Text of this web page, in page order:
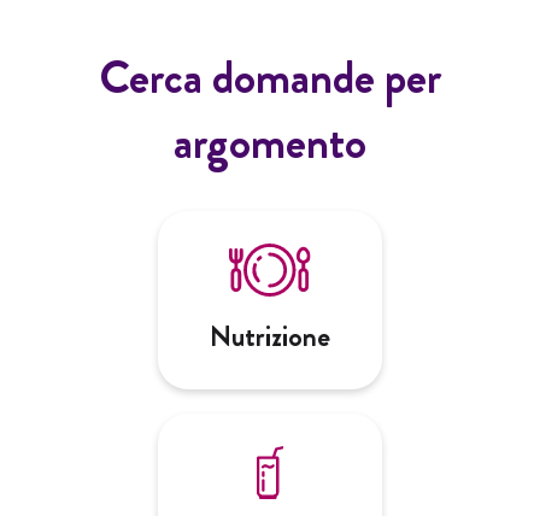
Cerca domande per
argomento
Nutrizione